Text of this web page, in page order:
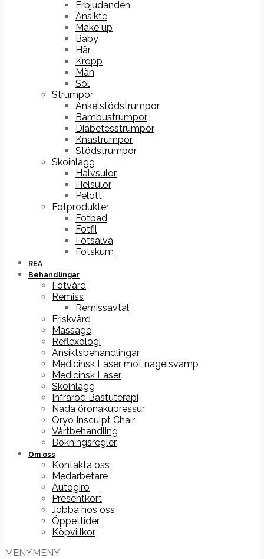
Erbjudanden
Ansikte
Make up
Baby
Hår
Kropp
Män
Sol
Strumpor
Ankelstödstrumpor
Bambustrumpor
Diabetesstrumpor
Knästrumpor
Stödstrumpor
Skoinlägg
Halvsulor
Helsulor
Pelott
Fotprodukter
Fotbad
Fotfil
Fotsalva
Fotskum
REA
Behandlingar
Fotvård
Remiss
Remissavtal
Friskvård
Massage
Reflexologi
Ansiktsbehandlingar
Medicinsk Laser mot nagelsvamp
Medicinsk Laser
Skoinlägg
Infraröd Bastuterapi
Nada öronakupressur
Qryo Insculpt Chair
Vårtbehandling
Bokningsregler
Om oss
Kontakta oss
Medarbetare
Autogiro
Presentkort
Jobba hos oss
Öppettider
Köpvillkor
MENYMENY